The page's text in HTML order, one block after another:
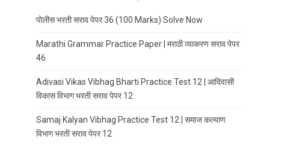
पोलीस भरती सराव पेपर 36 (100 Marks) Solve Now
Marathi Grammar Practice Paper | मराठी व्याकरण सराव पेपर
46
Adivasi Vikas Vibhag Bharti Practice Test 12 | आदिवासी
विकास विभाग भरती सराव पेपर 12
Samaj Kalyan Vibhag Practice Test 12 | समाज कल्याण
विभाग भरती सराव पेपर 12